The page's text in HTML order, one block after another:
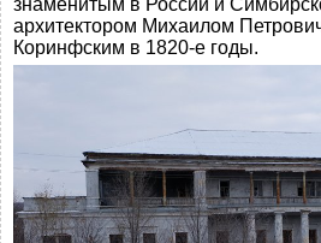
знаменитым в России и
архитектором Михаилом
Коринфским в 1820-е годы.